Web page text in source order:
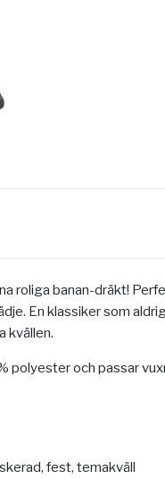
roliga banan-dräkt!
En klassiker som
kvällen.
polyester och passar
fest, temakväll